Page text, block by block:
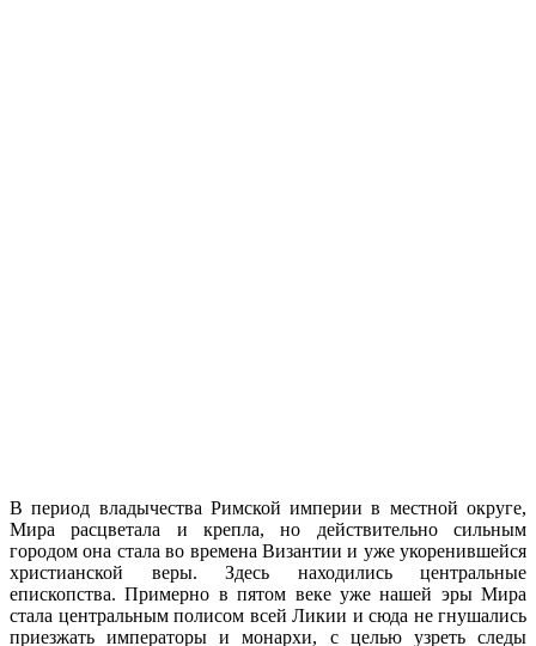
В период владычества Римской империи в местной округе,
Мира расцветала и крепла, но действительно сильным
городом она стала во времена Византии и уже укоренившейся
христианской веры. Здесь находились центральные
епископства. Примерно в пятом веке уже нашей эры Мира
стала центральным полисом всей Ликии и сюда не гнушались
приезжать императоры и монархи, с целью узреть следы